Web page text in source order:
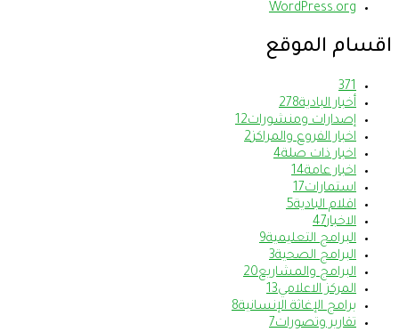
WordPress.org
اقسام الموقع
371
أخبار البادية278
إصدارات ومنشورات12
اخبار الفروع والمراكز2
اخبار ذات صلة4
اخبار عامة14
استمارات17
اقلام البادية5
الاخبار47
البرامج التعليمية9
البرامج الصحية3
البرامج والمشاريع20
المركز الاعلامي13
برامج الإغاثة الإنسانية8
تقارير وتصورات7